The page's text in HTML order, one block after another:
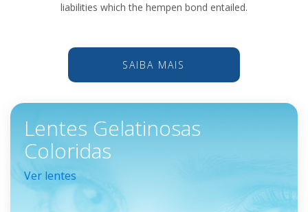
liabilities which the hempen bond entailed.
SAIBA MAIS
Lentes Gelatinosas
Coloridas
Ver lentes